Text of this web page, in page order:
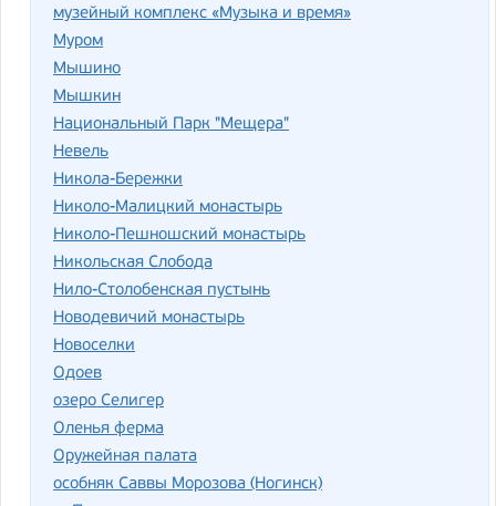
музейный комплекс «Музыка и время»
Муром
Мышино
Мышкин
Национальный Парк "Мещера"
Невель
Никола-Бережки
Николо-Малицкий монастырь
Николо-Пешношский монастырь
Никольская Слобода
Нило-Столобенская пустынь
Новодевичий монастырь
Новоселки
Одоев
озеро Селигер
Оленья ферма
Оружейная палата
особняк Саввы Морозова (Ногинск)